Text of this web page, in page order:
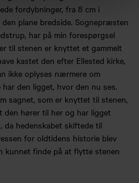
fordybninger, fra 8 cm i
plane bredside. Sognepræsten
har på min forespørgsel
til stenen er knyttet et gammelt
kastet den efter Ellested kirke,
ikke oplyses nærmere om
den ligget, hvor den nu ses.
sagnet, som er knyttet til stenen,
hører til her og har ligget
hedenskabet skiftede til
for oldtidens historie blev
kunnet finde på at flytte stenen